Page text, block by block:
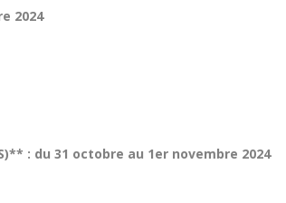
2024
: du 31 octobre au 1er novembre 2024